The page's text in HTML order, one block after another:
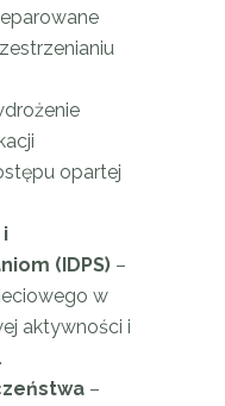
opartej
i
(IDPS) –
w
aktywności i
–